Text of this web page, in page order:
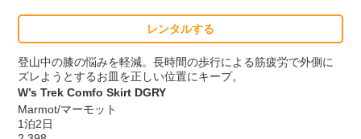
レンタルする
登山中の膝の悩みを軽減。長時間の歩行による筋疲労で外側に
ズレようとするお皿を正しい位置にキープ。
W’s Trek Comfo Skirt DGRY
Marmot/マーモット
1泊2日